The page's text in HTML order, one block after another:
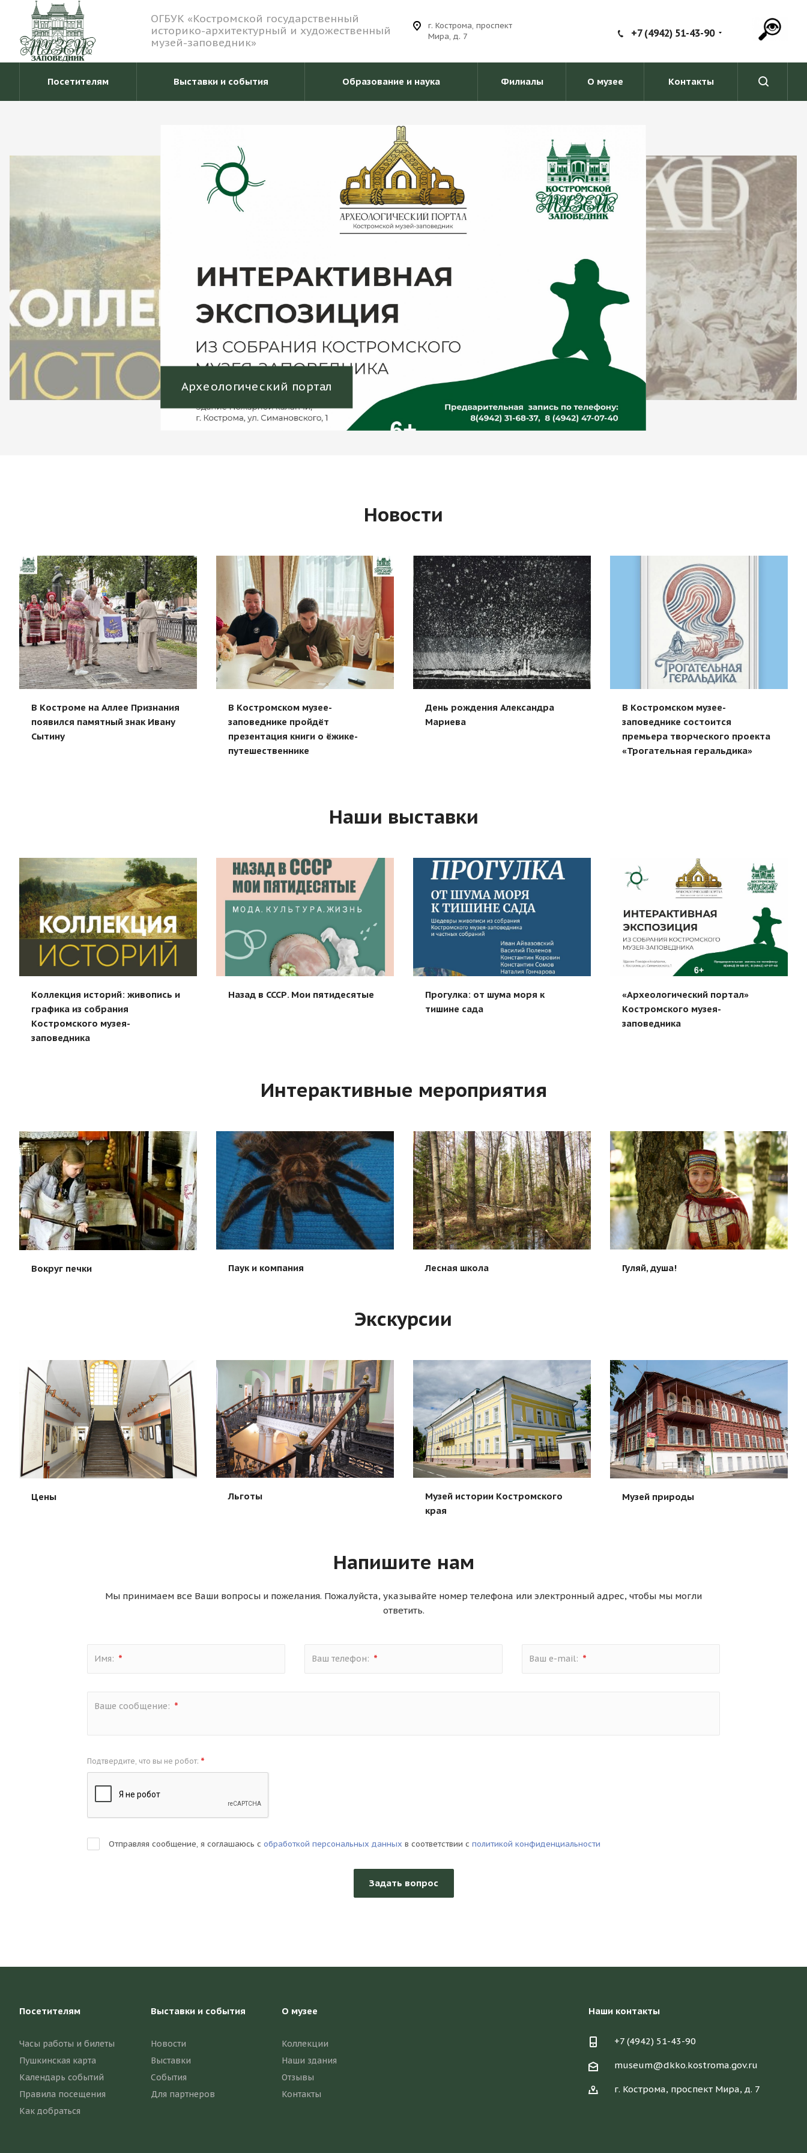
ОГБУК «Костромской государственный
историко-архитектурный и художественный
музей-заповедник»
г. Кострома, проспект
Мира, д. 7
+7 (4942) 51-43-90
Посетителям Выставки и события Образование и наука Филиалы О музее Контакты
портал
Энциклопедия костромского фольклора
Новости
В Костроме на Аллее Признания
появился памятный знак Ивану
Сытину
В Костромском музее-
заповеднике пройдёт
презентация книги о ёжике-
путешественнике
День рождения Александра
Мариева
В Костромском музее-
заповеднике состоится
премьера творческого проекта
«Трогательная геральдика»
Наши выставки
Коллекция историй: живопись и
графика из собрания
Костромского музея-
заповедника
Назад в СССР. Мои пятидесятые
Прогулка: от шума моря к
тишине сада
«Археологический портал»
Костромского музея-
заповедника
Интерактивные мероприятия
Вокруг печки Паук и компания Лесная школа Гуляй, душа!
Экскурсии
Цены Льготы
Музей истории Костромского
края
Музей природы
Напишите нам
Мы принимаем все Ваши вопросы и пожелания. Пожалуйста, указывайте номер телефона или электронный адрес, чтобы мы могли
ответить.
Имя: * Ваш телефон: * Ваш e-mail: *
Ваше сообщение: *
Подтвердите, что вы не робот: *
Отправляя сообщение, я соглашаюсь с обработкой персональных данных в соответствии с политикой конфиденциальности
Задать вопрос
Посетителям
Часы работы и билеты
Пушкинская карта
Календарь событий
Правила посещения
Как добраться
Выставки и события
Новости
Выставки
События
Для партнеров
О музее
Коллекции
Наши здания
Отзывы
Контакты
Наши контакты
+7 (4942) 51-43-90
museum@dkko.kostroma.gov.ru
г. Кострома, проспект Мира, д. 7